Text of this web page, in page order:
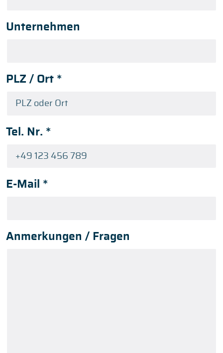
Unternehmen
PLZ / Ort *
Tel. Nr. *
E-Mail *
Anmerkungen / Fragen